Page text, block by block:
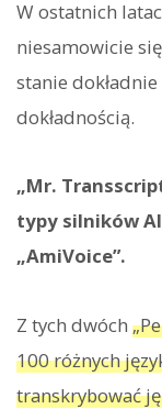
W ostatnich
niesamowicie
stanie
dokładnością.
„Mr.
typy silników
„AmiVoice”.
Z tych dwóch
100 różnych
transkrybować